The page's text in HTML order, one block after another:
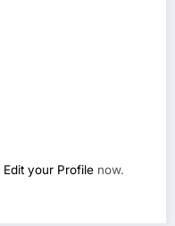
Edit your Profile now.